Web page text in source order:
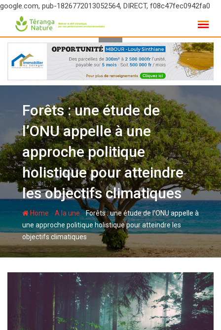
google.com, pub-1826772013052564, DIRECT, f08c47fec0942fa0
content
Forêts : une étude de
l’ONU appelle à une
approche politique
holistique pour atteindre
les objectifs climatiques
Home -A la une -Forêts : une étude de l’ONU appelle à
une approche politique holistique pour atteindre les
objectifs climatiques